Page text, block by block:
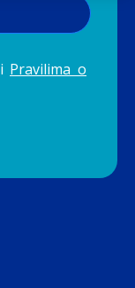
i Pravilima o